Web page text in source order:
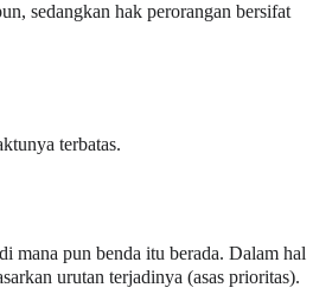
sedangkan hak perorangan bersifat
terbatas.
mana pun benda itu berada. Dalam hal
urutan terjadinya (asas prioritas).